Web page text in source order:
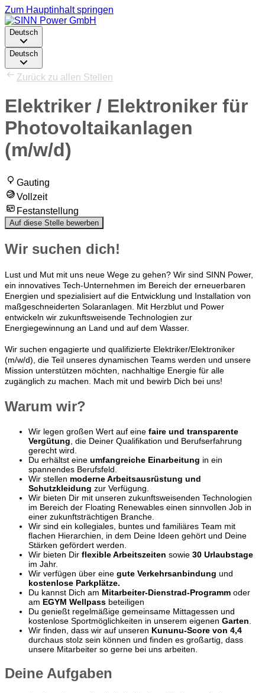
Zum Hauptinhalt springen
Deutsch
Deutsch
Zurück zu allen Stellen
Elektriker / Elektroniker für
Photovoltaikanlagen
(m/w/d)
Gauting
Vollzeit
Festanstellung
Auf diese Stelle bewerben
Wir suchen dich!
Lust und Mut mit uns neue Wege zu gehen? Wir sind SINN Power,
ein innovatives Tech-Unternehmen im Bereich der erneuerbaren
Energien und spezialisiert auf die Entwicklung und Installation von
maßgeschneiderten Solaranlagen. Mit Herzblut und Power
entwickeln wir zukunftsweisende Technologien zur
Energiegewinnung an Land und auf dem Wasser.
Wir suchen engagierte und qualifizierte Elektriker/Elektroniker
(m/w/d), die Teil unseres dynamischen Teams werden und unsere
Mission unterstützen möchten, nachhaltige Energie für alle
zugänglich zu machen. Mach mit und bewirb Dich bei uns!
Warum wir?
Wir legen großen Wert auf eine faire und transparente
Vergütung , die Deiner Qualifikation und Berufserfahrung
gerecht wird.
Du erhältst eine umfangreiche Einarbeitung in ein
spannendes Berufsfeld.
Wir stellen moderne Arbeitsausrüstung und
Schutzkleidung zur Verfügung.
Wir bieten Dir mit unseren zukunftsweisenden Technologien
im Bereich der Floating Renewables einen sinnvollen Job in
einer zukunftsträchtigen Branche.
Wir sind ein kollegiales, buntes und familiäres Team mit
flachen Hierarchien, in dem Deine Ideen gehört und Deine
Stärken gefördert werden.
Wir bieten Dir flexible Arbeitszeiten sowie 30 Urlaubstage
im Jahr.
Wir verfügen über eine gute Verkehrsanbindung und
kostenlose Parkplätze.
Du kannst Dich am Mitarbeiter-Dienstrad-Programm oder
am EGYM Wellpass beteiligen
Du genießt regelmäßige gemeinsame Mittagessen und
kostenlose Sportmöglichkeiten in unserem eigenen Garten
Wir finden, dass wir auf unseren Kununu-Score von 4,4
durchaus stolz sein können und finden es großartig, dass
unsere Mitarbeiter so gerne bei uns arbeiten.
Deine Aufgaben